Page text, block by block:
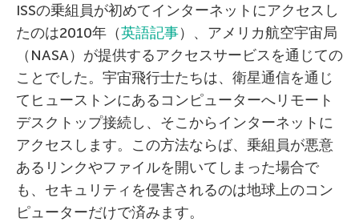
ISSの乗組員が初めてインターネットにアクセスし
たのは2010年（英語記事）、アメリカ航空宇宙局
（NASA）が提供するアクセスサービスを通じての
ことでした。宇宙飛行士たちは、衛星通信を通じ
てヒューストンにあるコンピューターへリモート
デスクトップ接続し、そこからインターネットに
アクセスします。この方法ならば、乗組員が悪意
あるリンクやファイルを開いてしまった場合で
も、セキュリティを侵害されるのは地球上のコン
ピューターだけで済みます。